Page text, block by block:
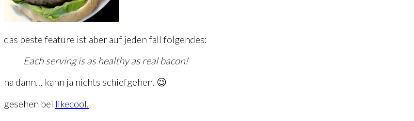
das beste feature ist aber auf jeden fall folgendes:
Each serving is as healthy as real bacon!
na dann… kann ja nichts schiefgehen. 😉
gesehen bei likecool.